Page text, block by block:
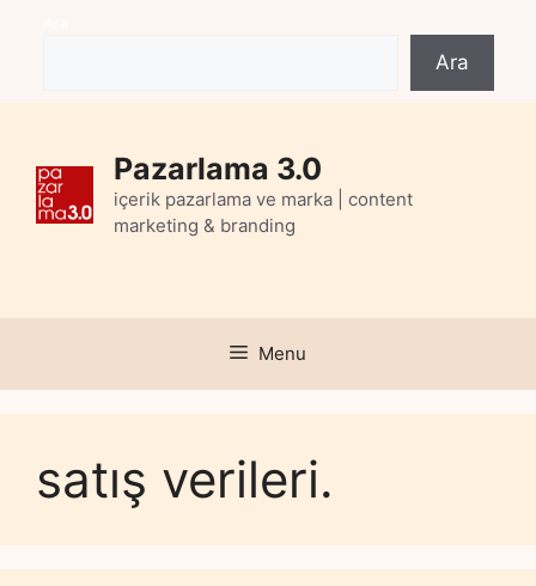
Ara
Pazarlama 3.0
içerik pazarlama ve marka | content
marketing & branding
Menu
satış verileri.